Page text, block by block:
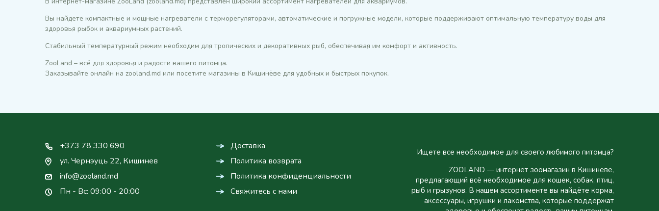
Вы найдете компактные и мощные нагреватели с терморегуляторами, автоматические и погружные модели, которые поддерживают оптимальную температуру воды для
здоровья рыбок и аквариумных растений.
Стабильный температурный режим необходим для тропических и декоративных рыб, обеспечивая им комфорт и активность.
ZooLand – всё для здоровья и радости вашего питомца.
Заказывайте онлайн на zooland.md или посетите магазины в Кишинёве для удобных и быстрых покупок.
+373 78 330 690
ул. Чернэуць 22, Кишинев
info@zooland.md
Пн - Вс: 09:00 - 20:00
Доставка
Политика возврата
Политика конфиденциальности
Свяжитесь с нами
Ищете все необходимое для своего любимого питомца?
ZOOLAND — интернет зоомагазин в Кишиневе,
предлагающий всё необходимое для кошек, собак, птиц,
рыб и грызунов. В нашем ассортименте вы найдёте корма,
аксессуары, игрушки и лакомства, которые поддержат